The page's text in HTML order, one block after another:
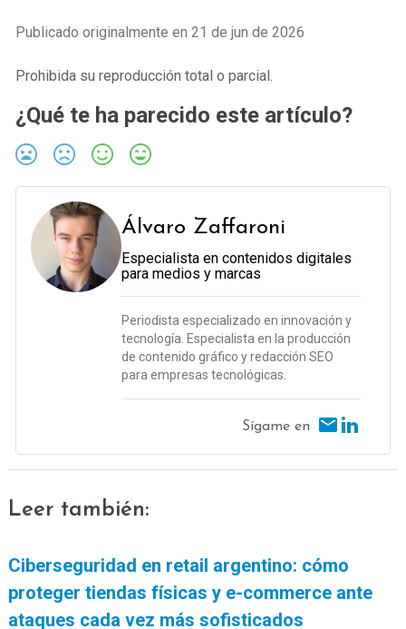
Publicado originalmente en 21 de jun de 2026
Prohibida su reproducción total o parcial.
¿Qué te ha parecido este artículo?
Álvaro Zaffaroni
Especialista en contenidos digitales
para medios y marcas
Periodista especializado en innovación y
tecnología. Especialista en la producción
de contenido gráfico y redacción SEO
para empresas tecnológicas.
Sígame en
Leer también:
Ciberseguridad en retail argentino: cómo
proteger tiendas físicas y e-commerce ante
ataques cada vez más sofisticados